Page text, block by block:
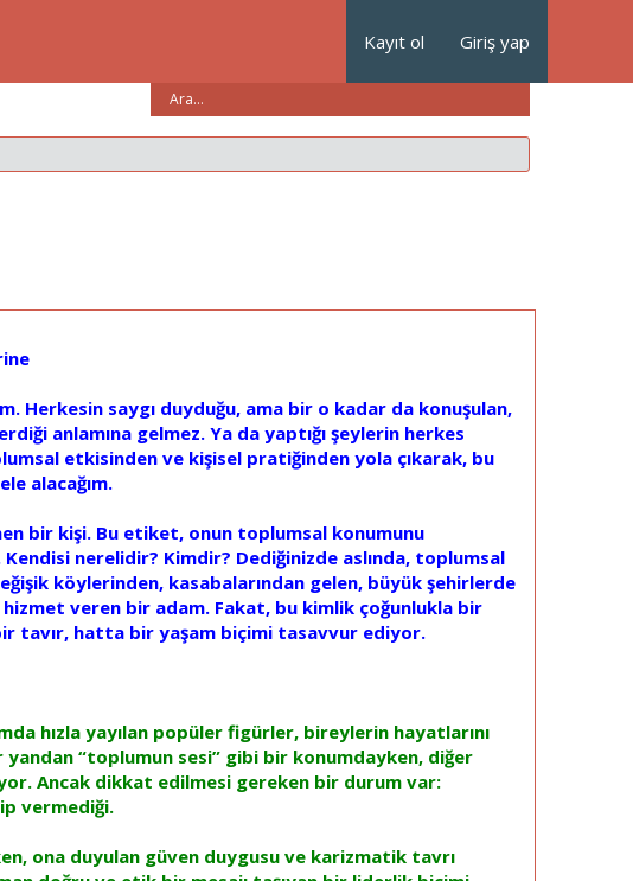
Kayıt ol Giriş yap
Herkesin saygı duyduğu, ama bir o kadar da konuşulan,
anlamına gelmez. Ya da yaptığı şeylerin herkes
etkisinden ve kişisel pratiğinden yola çıkarak, bu
alacağım.
bir kişi. Bu etiket, onun toplumsal konumunu
nerelidir? Kimdir? Dediğinizde aslında, toplumsal
köylerinden, kasabalarından gelen, büyük şehirlerde
veren bir adam. Fakat, bu kimlik çoğunlukla bir
tavır, hatta bir yaşam biçimi tasavvur ediyor.
hızla yayılan popüler figürler, bireylerin hayatlarını
“toplumun sesi” gibi bir konumdayken, diğer
Ancak dikkat edilmesi gereken bir durum var:
vermediği.
ona duyulan güven duygusu ve karizmatik tavrı